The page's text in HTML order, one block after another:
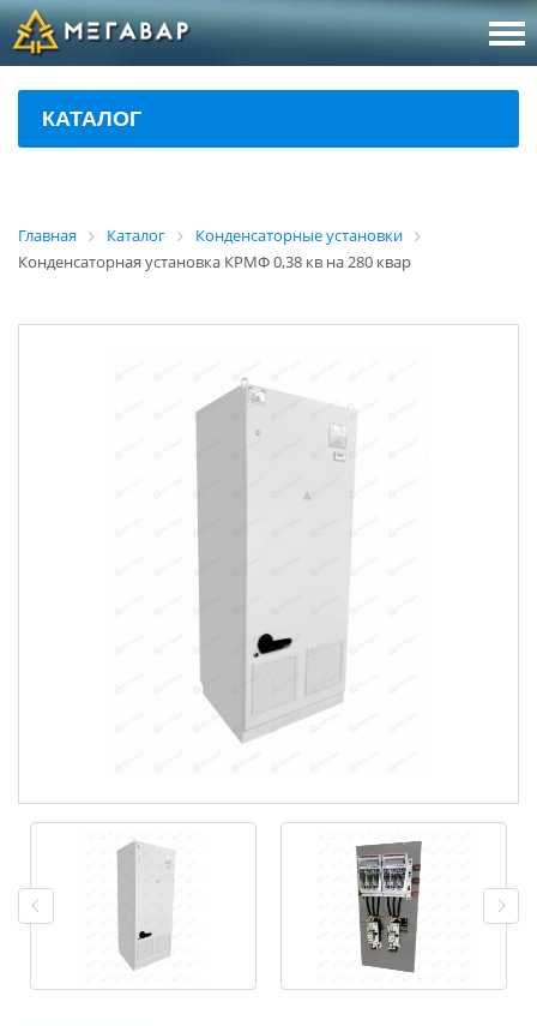
8
КАТАЛОГ
Главная Каталог
Конденсаторные установки
Конденсаторная установка КРМФ 0,38 кв на 280 квар